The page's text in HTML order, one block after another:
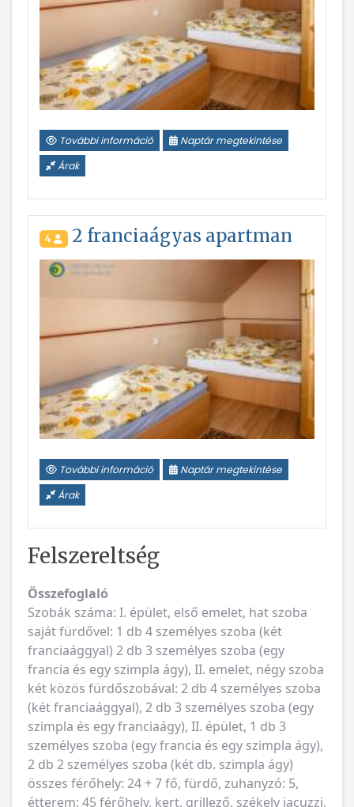
További információ
Naptár megtekintése
Árak
4 2 franciaágyas apartman
További információ
Naptár megtekintése
Árak
Felszereltség
Összefoglaló
Szobák száma: I. épület, első emelet, hat szoba
saját fürdővel: 1 db 4 személyes szoba (két
franciaággyal) 2 db 3 személyes szoba (egy
francia és egy szimpla ágy), II. emelet, négy szoba
két közös fürdőszobával: 2 db 4 személyes szoba
(két franciaággyal), 2 db 3 személyes szoba (egy
szimpla és egy franciaágy), II. épület, 1 db 3
személyes szoba (egy francia és egy szimpla ágy),
2 db 2 személyes szoba (két db. szimpla ágy)
összes férőhely: 24 + 7 fő, fürdő, zuhanyzó: 5,
étterem: 45 férőhely, kert, grillező, székely jacuzzi,